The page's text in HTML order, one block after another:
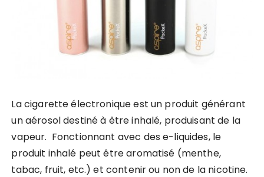
La cigarette électronique est un produit générant
un aérosol destiné à être inhalé, produisant de la
vapeur. Fonctionnant avec des e-liquides, le
produit inhalé peut être aromatisé (menthe,
tabac, fruit, etc.) et contenir ou non de la nicotine.